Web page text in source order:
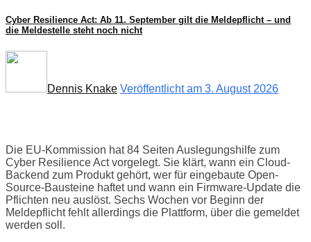
Cyber Resilience Act: Ab 11. September gilt die Meldepflicht – und
die Meldestelle steht noch nicht
Dennis Knake Veröffentlicht am 3. August 2026
Die EU-Kommission hat 84 Seiten Auslegungshilfe zum
Cyber Resilience Act vorgelegt. Sie klärt, wann ein Cloud-
Backend zum Produkt gehört, wer für eingebaute Open-
Source-Bausteine haftet und wann ein Firmware-Update die
Pflichten neu auslöst. Sechs Wochen vor Beginn der
Meldepflicht fehlt allerdings die Plattform, über die gemeldet
werden soll.